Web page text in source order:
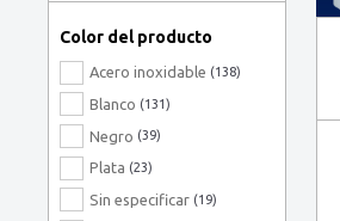
Color del producto
Acero inoxidable (138)
Blanco (131)
Negro (39)
Plata (23)
Sin especificar (19)